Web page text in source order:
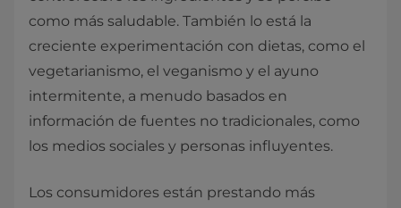
como más saludable. También lo está la
creciente experimentación con dietas, como el
vegetarianismo, el veganismo y el ayuno
intermitente, a menudo basados en
información de fuentes no tradicionales, como
los medios sociales y personas influyentes.
Los consumidores están prestando más